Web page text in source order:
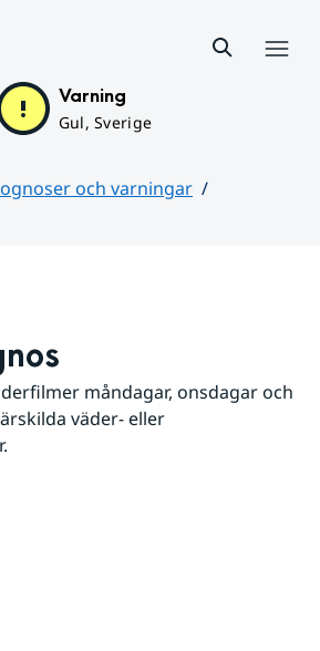
Varning
Gul, Sverige
och varningar
måndagar, onsdagar och
väder- eller